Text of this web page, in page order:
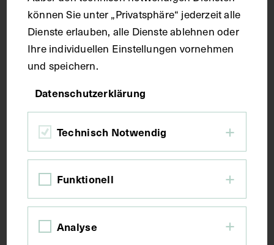
Technik
Druck
Maße
Bildmaß 24,5 x 16 cm
Auszug aus: Galerie hervorragender Ärzte und
Naturforscher, in: Beilage zur Münchener
medizinischen Wochenschrift, 1930, Bl. 443. Das
können Sie unter „Privatsphäre“ jederzeit alle
Dienste erlauben, alle Dienste ablehnen oder
Ihre individuellen Einstellungen vornehmen
und speichern.
Datenschutzerklärung
Technisch Notwendig
Funktionell
Analyse